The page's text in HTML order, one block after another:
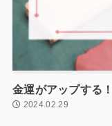
金運がアップする
2024.02.29